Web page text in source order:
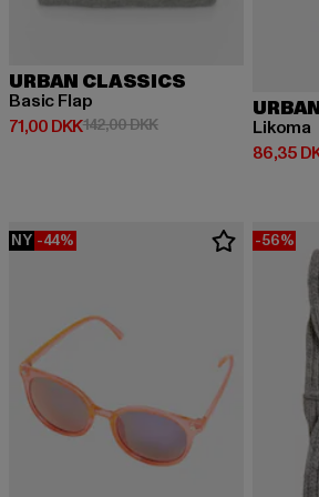
URBAN CLASSICS
Basic Flap
71,00 DKK
Nuværende pris: 71,00 DKK
142,00 DKKKampagnepris: 142,00
Likoma
86,35
NY -44% -56%